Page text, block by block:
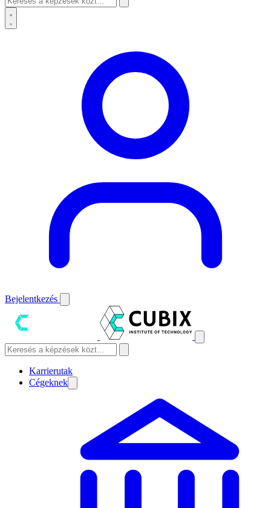
Bejelentkezés
Karrierutak
Cégeknek